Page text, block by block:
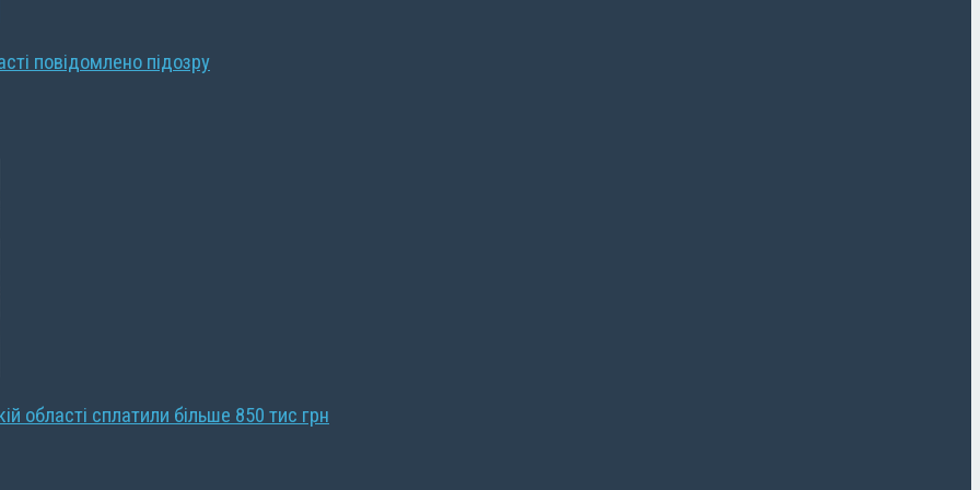
повідомлено підозру
області сплатили більше 850 тис грн